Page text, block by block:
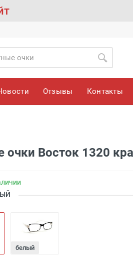
Отзывы Контакты
очки Восток 1320
белый